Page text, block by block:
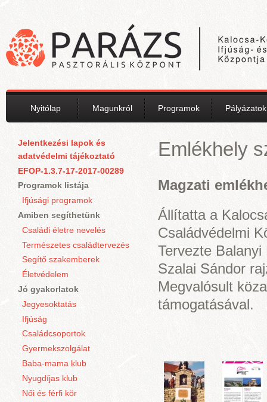
Nyitólap Magunkról Programok Pályázatok
Jelentkezési lapok és
adatvédelmi tájékoztató
EFOP-1.3.7-17-2017-00289
Programok listája
Ifjúsági programok
Amiben segíthetünk
Családi életre nevelés
Természetes családtervezés
Segítő szakemberek
Életvédelem
Jó gyakorlatok
Jegyesoktatás
Ifjúság
Családcsoportok
Gyermekszolgálat
Baba-mama klub
Nyugdíjas klub
Női és férfi kör
Emlékhely
Magzati
Állítatta a
Családvédelmi
Tervezte
Szalai Sándor
Megvalósult
támogatásával.